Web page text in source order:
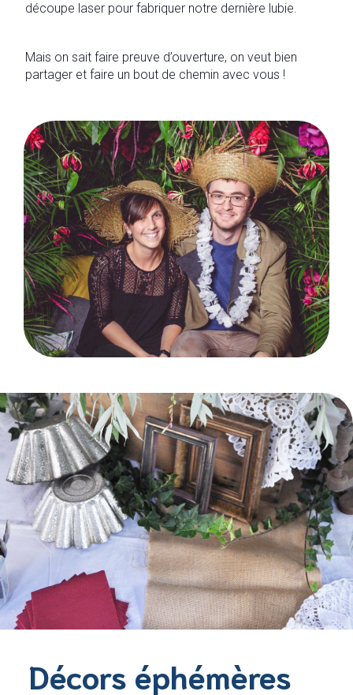
découpe laser pour fabriquer notre dernière lubie.
Mais on sait faire preuve d’ouverture, on veut bien
partager et faire un bout de chemin avec vous !
Décors éphémères